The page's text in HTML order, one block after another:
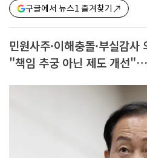
구글에서 뉴스1 즐겨찾기
민원사주·이해충돌·부실감사
"책임 추궁 아닌 제도 개선